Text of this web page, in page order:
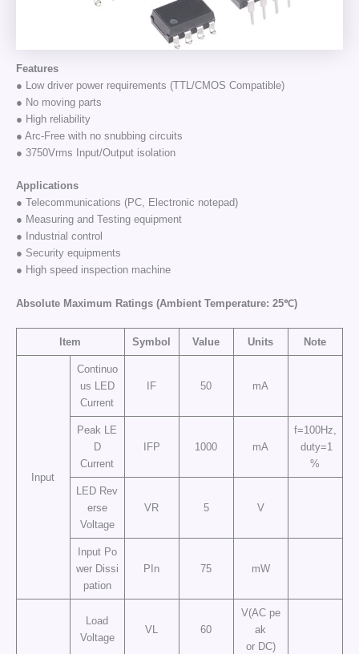
Features
● Low driver power requirements (TTL/CMOS Compatible)
● No moving parts
● High reliability
● Arc-Free with no snubbing circuits
● 3750Vrms Input/Output isolation
Applications
● Telecommunications (PC, Electronic notepad)
● Measuring and Testing equipment
● Industrial control
● Security equipments
● High speed inspection machine
Absolute Maximum Ratings (Ambient Temperature: 25℃)
Item Symbol Value Units Note
Input
Continuo
us LED
Current
IF 50 mA
Peak LE
D
Current
IFP 1000 mA
f=100Hz,
duty=1
%
LED Rev
erse
Voltage
VR 5 V
Input Po
wer Dissi
pation
PIn 75 mW
Load
Voltage
VL 60
V(AC pe
ak
or DC)